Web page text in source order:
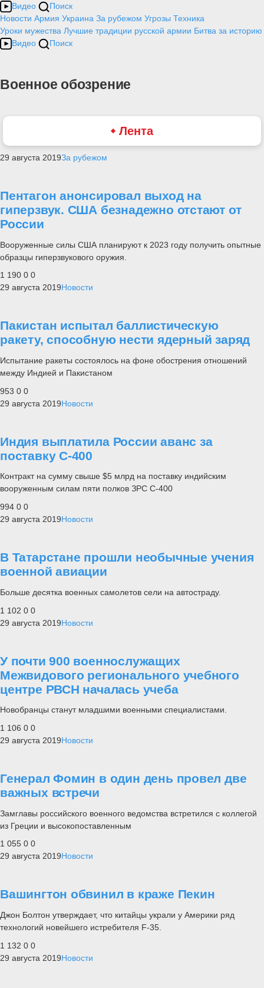
Видео
Поиск
Новости Армия Украина За рубежом Угрозы Техника
Уроки мужества Лучшие традиции русской армии Битва за историю
Видео
Поиск
Военное обозрение
Лента
29 августа 2019За рубежом
Пентагон анонсировал выход на
гиперзвук. США безнадежно отстают от
России
Вооруженные силы США планируют к 2023 году получить опытные
образцы гиперзвукового оружия.
1 190 0 0
29 августа 2019Новости
Пакистан испытал баллистическую
ракету, способную нести ядерный заряд
Испытание ракеты состоялось на фоне обострения отношений
между Индией и Пакистаном
953 0 0
29 августа 2019Новости
Индия выплатила России аванс за
поставку С-400
Контракт на сумму свыше $5 млрд на поставку индийским
вооруженным силам пяти полков ЗРС С-400
994 0 0
29 августа 2019Новости
В Татарстане прошли необычные учения
военной авиации
Больше десятка военных самолетов сели на автостраду.
1 102 0 0
29 августа 2019Новости
У почти 900 военнослужащих
Межвидового регионального учебного
центре РВСН началась учеба
Новобранцы станут младшими военными специалистами.
1 106 0 0
29 августа 2019Новости
Генерал Фомин в один день провел две
важных встречи
Замглавы российского военного ведомства встретился с коллегой
из Греции и высокопоставленным
1 055 0 0
29 августа 2019Новости
Вашингтон обвинил в краже Пекин
Джон Болтон утверждает, что китайцы украли у Америки ряд
технологий новейшего истребителя F-35.
1 132 0 0
29 августа 2019Новости